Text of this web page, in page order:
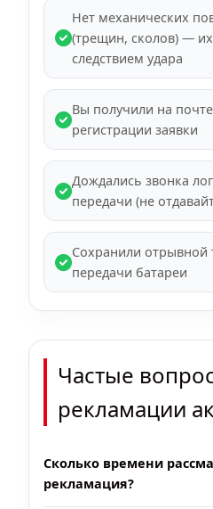
Нет механических
(трещин, сколов) —
следствием удара
Вы получили на
регистрации заявки
Дождались звонка
передачи (не
Сохранили отрывной
передачи батареи
Частые
рекламации
Сколько времени
рекламация?